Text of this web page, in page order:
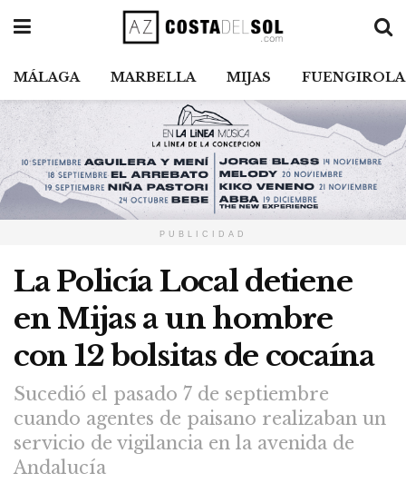
MÁLAGA MARBELLA MIJAS FUENGIROLA
PUBLICIDAD
La Policía Local detiene
en Mijas a un hombre
con 12 bolsitas de cocaína
Sucedió el pasado 7 de septiembre
cuando agentes de paisano realizaban un
servicio de vigilancia en la avenida de
Andalucía